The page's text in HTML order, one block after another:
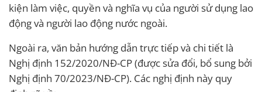
kiện làm việc, quyền và nghĩa vụ của người sử dụng lao
động và người lao động nước ngoài.
Ngoài ra, văn bản hướng dẫn trực tiếp và chi tiết là
Nghị định 152/2020/NĐ-CP (được sửa đổi, bổ sung bởi
Nghị định 70/2023/NĐ-CP). Các nghị định này quy